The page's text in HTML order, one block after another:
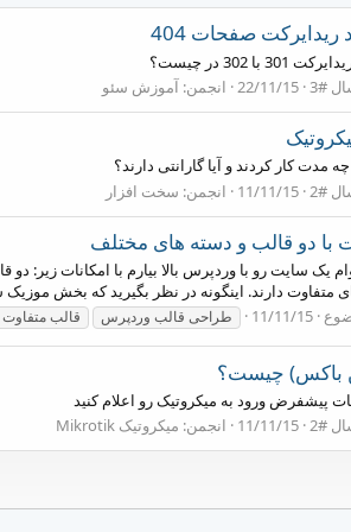
صفحات 404
302 در چیست؟
#3
22/11/15 انجمن: آموزش سئو
مدت کار کردند و آیا گارانتی دارند؟
#2
11/11/15 انجمن: سخت افزار
با دو قالب و دسته های مختلف
یک سایت رو با وردپرس بالا بیارم با امکانات زیر:
دارند. اینگونه در نظر بگیرید که بخش موزیک شامل 2 دسته موزیک جدید و موزیک
11/11/15 طراحی قالب وردپرس قالب
پیشفرض ورود به میکروتیک رو اعلام کنید
#2
11/11/15 انجمن: میکروتیک Mikrotik